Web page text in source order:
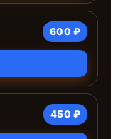
600 ₽
450 ₽